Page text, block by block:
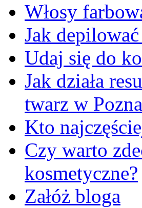
Włosy
Jak
Udaj się do
Jak działa
twarz w
Kto
Czy warto
kosmetyczne?
Załóż bloga